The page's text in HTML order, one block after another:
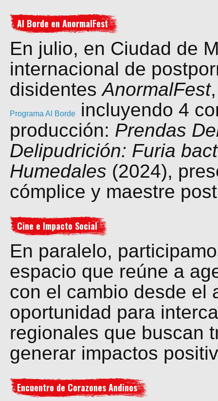
Al Borde en AnormalFest
En julio, en Ciudad de
internacional de
disidentesAnormalFest
Programa Al Borde
incluyendo 4
producción: Prendas
Delipudrición: Furia
Humedales (2024),
cómplice y maestre
Cine e Impacto Social
En paralelo,
espacio que reúne a
con el cambio desde el
oportunidad para
regionales que buscan
generar impactos
Encuentro de Corazones Andinos